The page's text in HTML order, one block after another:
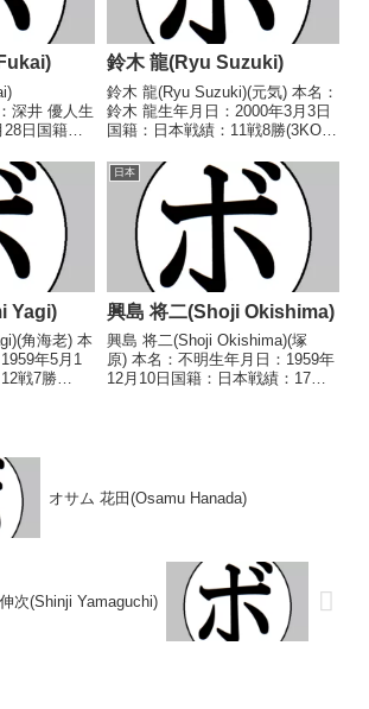
深井 優人生
日国籍：
歴】
3-0(40-
鈴木 龍(Ryu Suzuki)
鈴木 龍(Ryu Suzuki)(元気) 本名：
鈴木 龍生年月日：2000年3月3日
国籍：日本戦績：11戦8勝(3KO)2
本スーパーライト級ユース王
座 【戦歴】2022/02/05 ●4R判
定 0-2(38-...
Yagi)
角海老) 本
年5月1
戦7勝
日本
興島 将二(Shoji Okishima)
興島 将二(Shoji Okishima)(塚
原) 本名：不明生年月日：1959年
12月10日国籍：日本戦績：17戦7
オサム 花田(Osamu Hanada)
次(Shinji Yamaguchi)